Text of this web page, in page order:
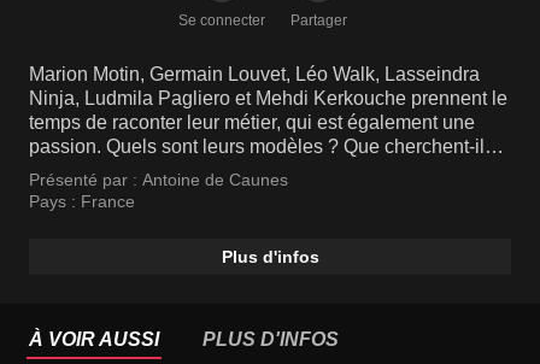
Se connecter Partager
Marion Motin, Germain Louvet, Léo Walk, Lasseindra
Ninja, Ludmila Pagliero et Mehdi Kerkouche prennent le
temps de raconter leur métier, qui est également une
passion. Quels sont leurs modèles ? Que cherchent-ils à
atteindre ? Comment vivent-ils leurs émotions sur scène
? Quel rapport entretiennent-ils avec leur corps ? Tous
contemporaine ou s'illustrant dans le hip hop ou le
Présenté par : Antoine de Caunes
Pays : France
Plus d'infos
À VOIR AUSSI PLUS D'INFOS